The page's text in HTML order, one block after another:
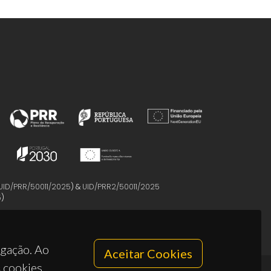
Ao
cookies
Aceitar Cookies
PRR/50011/2025) & UID/PRR2/50011/2025
)